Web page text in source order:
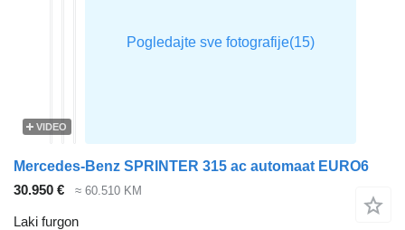
VIDEO
Mercedes-Benz SPRINTER 315 ac automaat EURO6
30.950 €
≈ 60.510 KM
Laki furgon